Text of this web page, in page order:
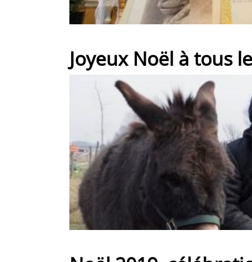
Joyeux Noël à tous